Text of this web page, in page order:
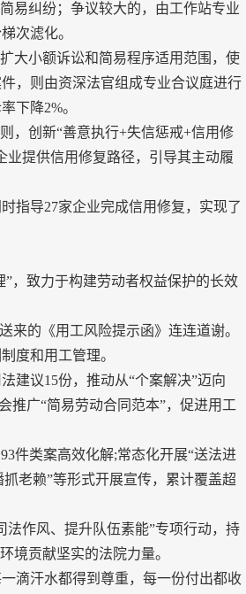
纠纷；争议较大的，由工作站专业
次滤化。
大小额诉讼和简易程序适用范围，使
，则由资深法官组成专业合议庭进行
下降2%。
创新“善意执行+失信惩戒+信用修
业提供信用修复路径，引导其主动履
指导27家企业完成信用修复，实现了
致力于构建劳动者权益保护的长效
的《用工风险提示函》连连道谢。
度和用工管理。
议15份，推动从“个案解决”迈向
推广“简易劳动合同范本”，促进用工
件类案高效化解;常态化开展“送法进
老赖”等形式开展宣传，累计覆盖超
作风、提升队伍素能”专项行动，持
境贡献坚实的法院力量。
滴汗水都得到尊重，每一份付出都收